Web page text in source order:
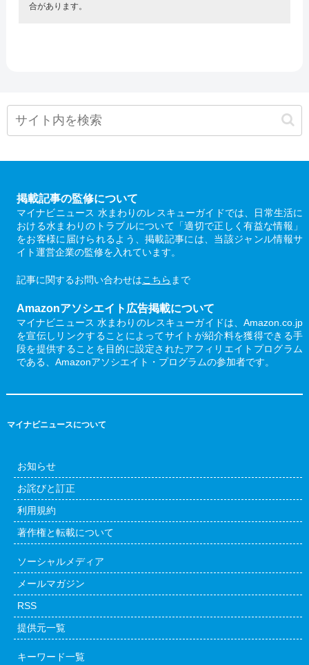
合があります。
掲載記事の監修について
マイナビニュース 水まわりのレスキューガイドでは、日常生活に
おける水まわりのトラブルについて「適切で正しく有益な情報」
をお客様に届けられるよう、掲載記事には、当該ジャンル情報サ
イト運営企業の監修を入れています。
記事に関するお問い合わせはこちら まで
Amazonアソシエイト広告掲載について
マイナビニュース 水まわりのレスキューガイドは、Amazon.co.jp
を宣伝しリンクすることによってサイトが紹介料を獲得できる手
段を提供することを目的に設定されたアフィリエイトプログラム
である、Amazonアソシエイト・プログラムの参加者です。
マイナビニュースについて
お知らせ
お詫びと訂正
利用規約
著作権と転載について
ソーシャルメディア
メールマガジン
RSS
提供元一覧
キーワード一覧